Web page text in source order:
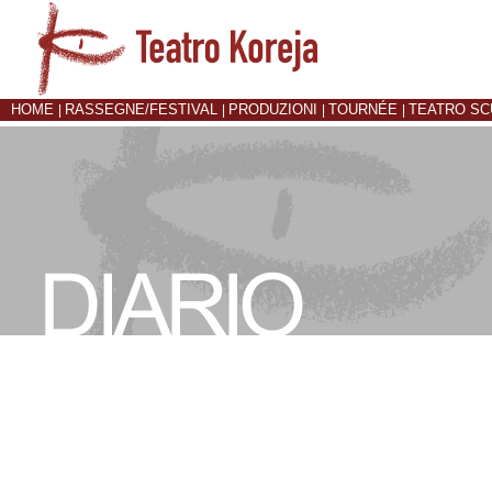
HOME RASSEGNE/FESTIVAL PRODUZIONI TOURNÉE TEATRO